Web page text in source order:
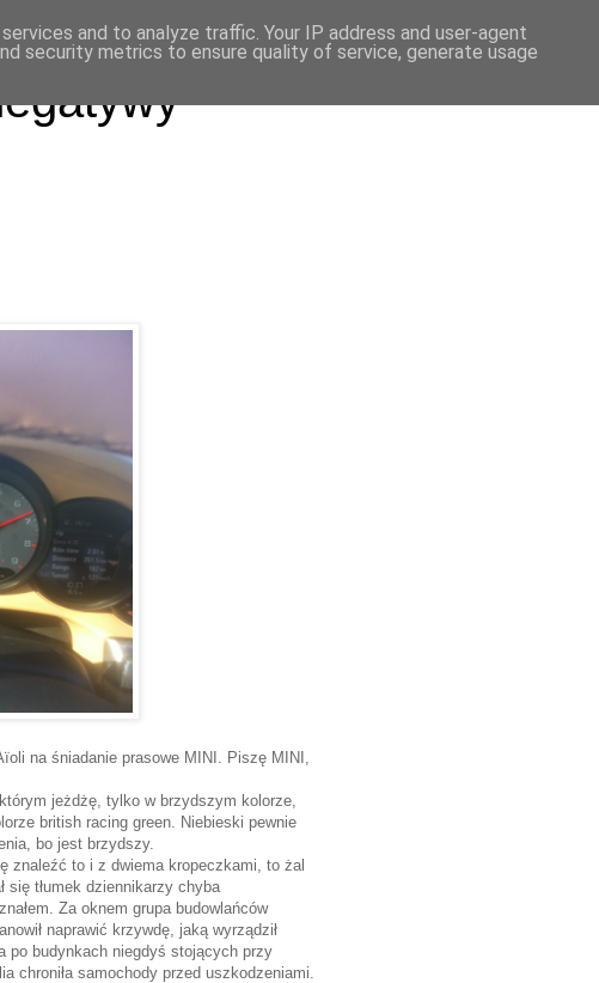
na śniadanie prasowe MINI. Piszę MINI,
jeżdżę, tylko w brzydszym kolorze,
british racing green. Niebieski pewnie
bo jest brzydszy.
znaleźć to i z dwiema kropeczkami, to żal
się tłumek dziennikarzy chyba
Za oknem grupa budowlańców
naprawić krzywdę, jaką wyrządził
po budynkach niegdyś stojących przy
chroniła samochody przed uszkodzeniami.
and to analyze traffic. Your IP address and user-agent
security metrics to ensure quality of service, generate usage